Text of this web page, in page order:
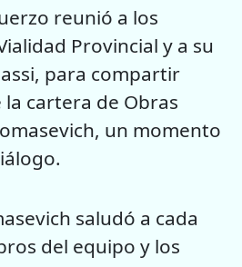
reunió a los
Provincial y a su
para compartir
cartera de Obras
un momento
saludó a cada
del equipo y los